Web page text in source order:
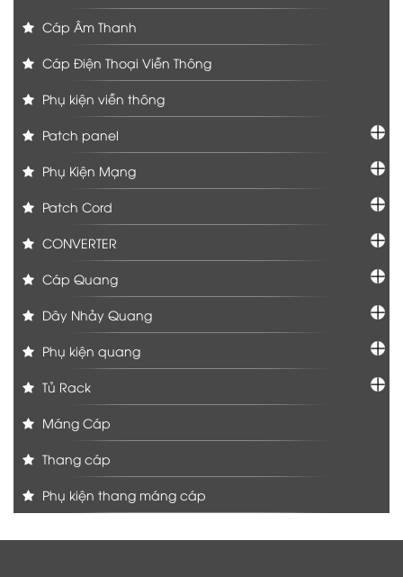
Cáp Âm Thanh
Cáp Điện Thoại Viễn Thông
Phụ kiện viễn thông
Patch panel
Phụ Kiện Mạng
Patch Cord
CONVERTER
Cáp Quang
Dây Nhảy Quang
Phụ kiện quang
Tủ Rack
Máng Cáp
Thang cáp
Phụ kiện thang máng cáp